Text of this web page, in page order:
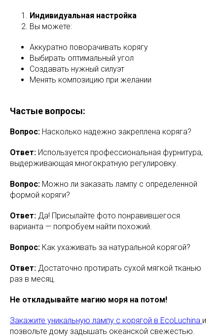
Индивидуальная настройка
Вы можете:
Аккуратно поворачивать корягу
Выбирать оптимальный угол
Создавать нужный силуэт
Менять композицию при желании
Частые вопросы:
Вопрос: Насколько надежно закреплена коряга?
Ответ: Используется профессиональная фурнитура,
выдерживающая многократную регулировку.
Вопрос: Можно ли заказать лампу с определенной
формой коряги?
Ответ: Да! Присылайте фото понравившегося
варианта — попробуем найти похожий.
Вопрос: Как ухаживать за натуральной корягой?
Ответ: Достаточно протирать сухой мягкой тканью
раз в месяц.
Не откладывайте магию моря на потом!
Закажите уникальную лампу с корягой в EcoLuchina и
позвольте дому задышать океанской свежестью.